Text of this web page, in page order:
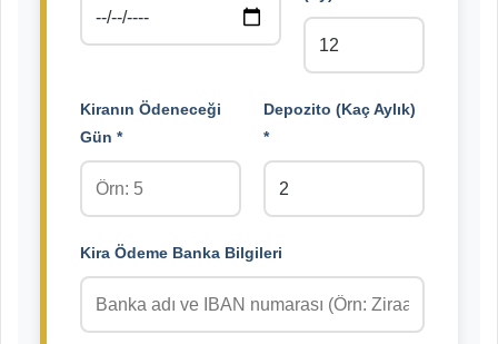
Kiranın Ödeneceği
Gün *
Depozito (Kaç Aylık)
*
Kira Ödeme Banka Bilgileri